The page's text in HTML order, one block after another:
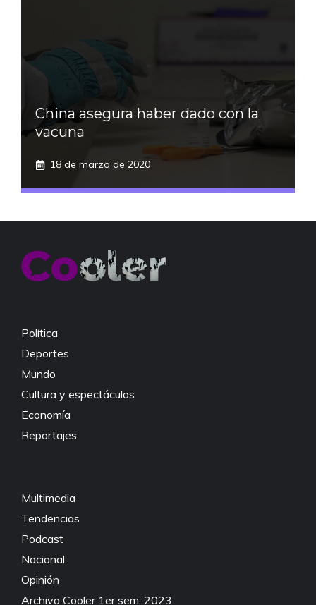
China asegura haber dado con la
vacuna
18 de marzo de 2020
Política
Deportes
Mundo
Cultura y espectáculos
Economía
Reportajes
Multimedia
Tendencias
Podcast
Nacional
Opinión
Archivo Cooler 1er sem. 2023